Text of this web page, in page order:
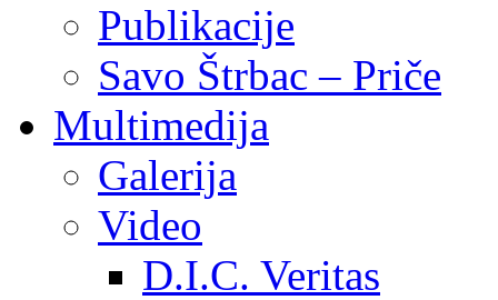
Publikacije
Savo Štrbac – Priče
Multimedija
Galerija
Video
D.I.C. Veritas